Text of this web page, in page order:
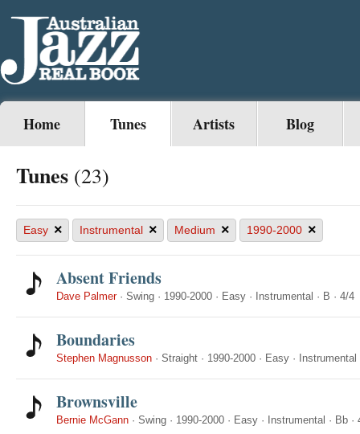
Home Tunes Artists Blog
Tunes (23)
Easy × Instrumental × Medium × 1990-2000 ×
Absent Friends
Dave Palmer· Swing · 1990-2000 · Easy · Instrumental · B · 4/4
Boundaries
Stephen Magnusson · Straight · 1990-2000 · Easy · Instrumental
Brownsville
Bernie McGann · Swing · 1990-2000 · Easy · Instrumental · Bb ·